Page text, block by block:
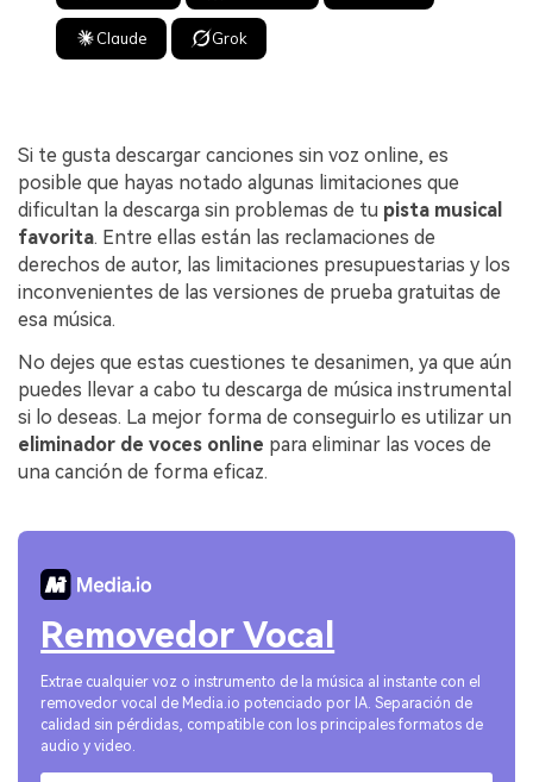
Claude Grok
Si te gusta descargar canciones sin voz online, es
posible que hayas notado algunas limitaciones que
dificultan la descarga sin problemas de tu pista musical
favorita. Entre ellas están las reclamaciones de
derechos de autor, las limitaciones presupuestarias y los
inconvenientes de las versiones de prueba gratuitas de
esa música.
No dejes que estas cuestiones te desanimen, ya que aún
puedes llevar a cabo tu descarga de música instrumental
si lo deseas. La mejor forma de conseguirlo es utilizar un
eliminador de voces online para eliminar las voces de
una canción de forma eficaz.
Removedor Vocal
Extrae cualquier voz o instrumento de la música al instante con el
removedor vocal de Media.io potenciado por IA. Separación de
calidad sin pérdidas, compatible con los principales formatos de
audio y video.